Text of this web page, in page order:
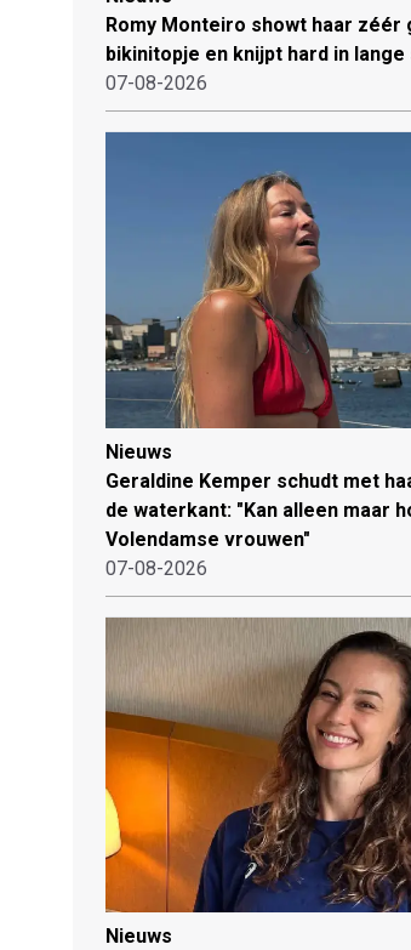
Romy Monteiro showt haar zéér
bikinitopje en knijpt hard in
07-08-2026
Nieuws
Geraldine Kemper schudt met
de waterkant: "Kan alleen maar
Volendamse vrouwen"
07-08-2026
Nieuws